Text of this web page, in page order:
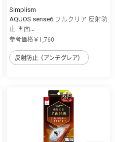
Simplism
AQUOS sense6 フルクリア 反射防
止 画面...
参考価格￥1,760
反射防止（アンチグレア）